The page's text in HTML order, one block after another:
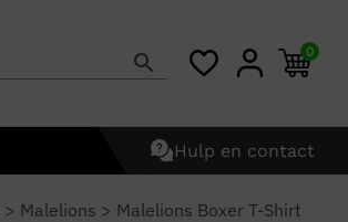
0
Hulp en contact
> Malelions > Malelions Boxer T-Shirt